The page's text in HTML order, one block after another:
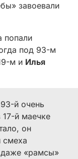
завоевали
попали
под 93-м
м и Илья
й очень
й маечке
он
смеха
даже «рамсы»